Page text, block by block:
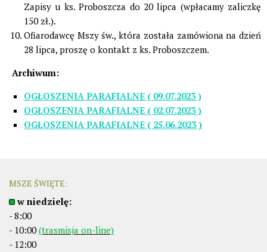
Zapisy u ks. Proboszcza do 20 lipca (wpłacamy zaliczkę
150 zł.).
Ofiarodawcę Mszy św., która została zamówiona na dzień
28 lipca, proszę o kontakt z ks. Proboszczem.
Archiwum:
OGŁOSZENIA PARAFIALNE ( 09.07.2023 )
OGŁOSZENIA PARAFIALNE ( 02.07.2023 )
OGŁOSZENIA PARAFIALNE ( 25.06.2023 )
MSZE ŚWIĘTE:
w niedzielę:
- 8:00
- 10:00(trasmisja on-line)
- 12:00